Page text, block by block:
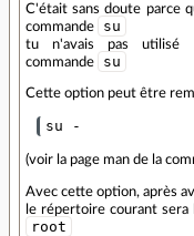
C'était sans doute parce
commande
su
tu n'avais pas utilisé
commande
su
Cette option peut être
(voir la page man de la
Avec cette option, après
le répertoire courant
root